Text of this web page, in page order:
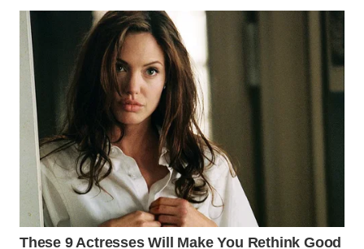
SOLO
WN
BOROBUDUR
WN
MADURA
WN